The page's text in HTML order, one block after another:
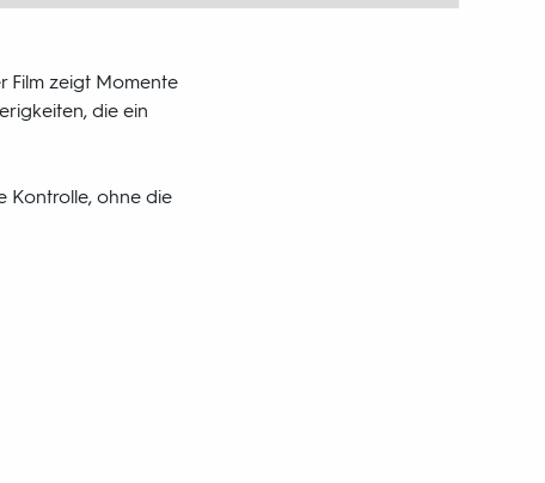
Film zeigt Momente
die ein
Kontrolle, ohne die